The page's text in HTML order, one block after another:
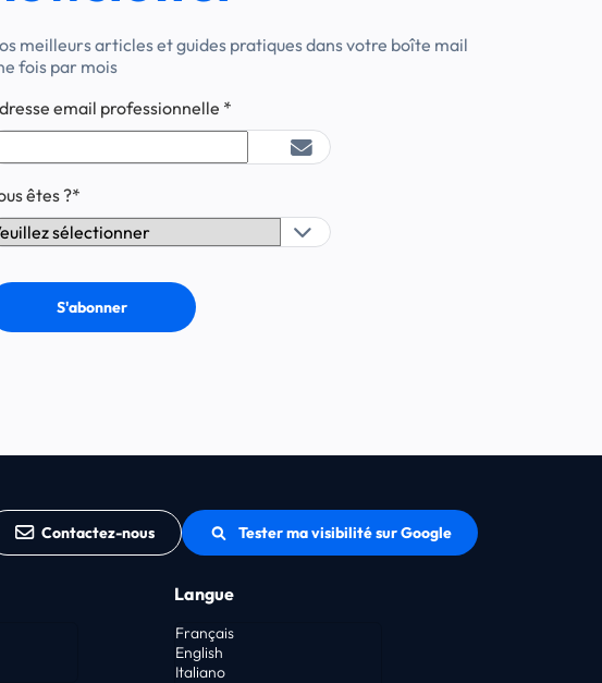
meilleurs articles et guides pratiques dans votre boîte mail
fois par mois
email professionnelle *
êtes ?*
Contactez-nous Tester ma visibilité sur Google
Langue
Français
English
Italiano